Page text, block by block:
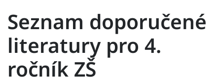
Seznam doporučené
literatury pro 4.
ročník ZŠ